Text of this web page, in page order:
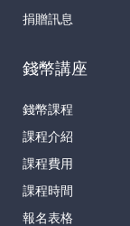
捐贈訊息
錢幣講座
錢幣課程
課程介紹
課程費用
課程時間
報名表格